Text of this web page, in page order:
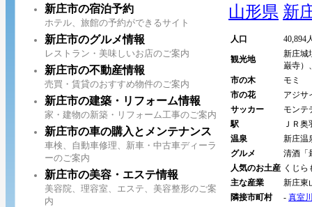
新庄市の宿泊予約
ホテル、旅館の予約ができるサイト
新庄市のグルメ情報
レストラン・美味しいお店のご案内
新庄市の不動産情報
売買・賃貸のおすすめ物件のご案内
新庄市の建築・リフォーム情報
家・建物の新築・リフォーム工事のご案内
新庄市の車の購入とメンテナンス
車検、自動車修理、新車・中古車ディーラ
ーのご案内
新庄市の美容・エステ情報
美容院、理容室、エステ、美容整形のご案
内
山形県 新
人口 40,894
観光地
新庄城
巌寺）
市の木
モミ
市の花
アジサ
サッカー
モンテ
駅
ＪＲ
温泉
新庄温
グルメ
清酒「
人気のお土産 くじら
主な産業
新庄東
隣接市町村
- 真室